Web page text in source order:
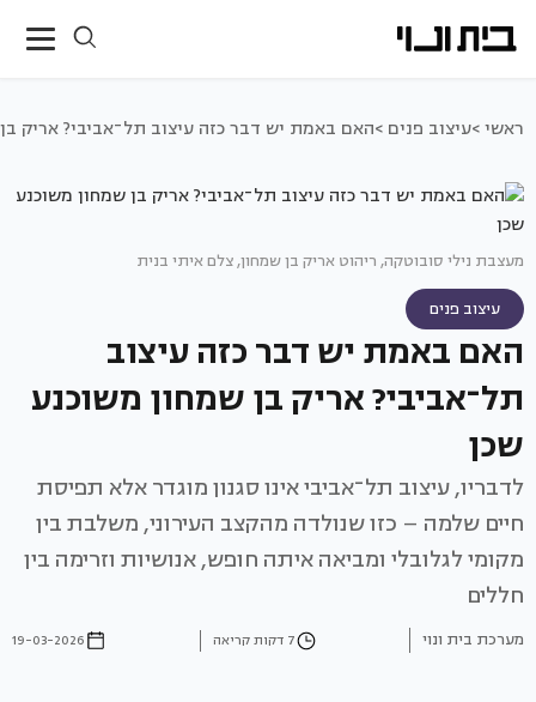
ראשי >עיצוב פנים >האם באמת יש דבר כזה עיצוב תל־אביבי? אריק
מעצבת נילי סובוטקה, ריהוט אריק בן שמחון, צלם איתי בנית
עיצוב פנים
האם באמת יש דבר כזה עיצוב
תל־אביבי? אריק בן שמחון משוכנע
שכן
לדבריו, עיצוב תל־אביבי אינו סגנון מוגדר אלא תפיסת
חיים שלמה – כזו שנולדה מהקצב העירוני, משלבת בין
מקומי לגלובלי ומביאה איתה חופש, אנושיות וזרימה בין
חללים
מערכת בית ונוי 7 דקות קריאה 19-03-2026